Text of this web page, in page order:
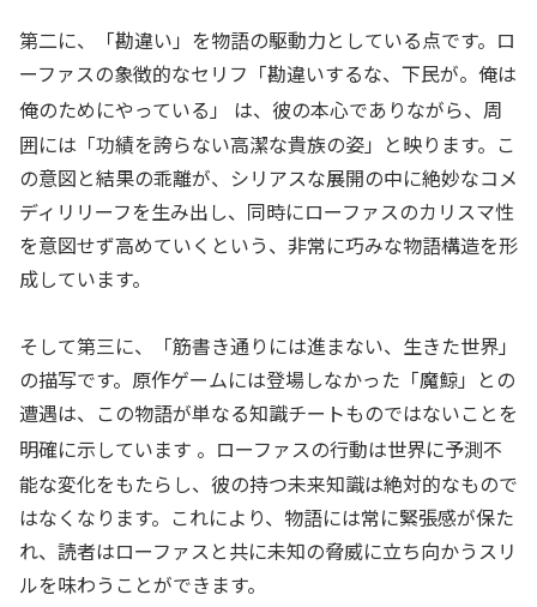
第二に、「勘違い」を物語の駆動力としている点です。ロ
ーファスの象徴的なセリフ「勘違いするな、下民が。俺は
俺のためにやっている」 は、彼の本心でありながら、周
囲には「功績を誇らない高潔な貴族の姿」と映ります。こ
の意図と結果の乖離が、シリアスな展開の中に絶妙なコメ
ディリリーフを生み出し、同時にローファスのカリスマ性
を意図せず高めていくという、非常に巧みな物語構造を形
成しています。
そして第三に、「筋書き通りには進まない、生きた世界」
の描写です。原作ゲームには登場しなかった「魔鯨」との
遭遇は、この物語が単なる知識チートものではないことを
明確に示しています 。ローファスの行動は世界に予測不
能な変化をもたらし、彼の持つ未来知識は絶対的なもので
はなくなります。これにより、物語には常に緊張感が保た
れ、読者はローファスと共に未知の脅威に立ち向かうスリ
ルを味わうことができます。